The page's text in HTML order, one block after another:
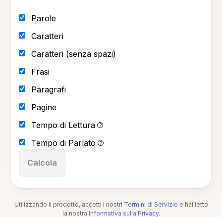
Parole
Caratteri
Caratteri (senza spazi)
Frasi
Paragrafi
Pagine
Tempo di Lettura
?
Tempo di Parlato ?
Calcola
Utilizzando il prodotto, accetti i nostri Termini di Servizio e hai letto
la nostra Informativa sulla Privacy.